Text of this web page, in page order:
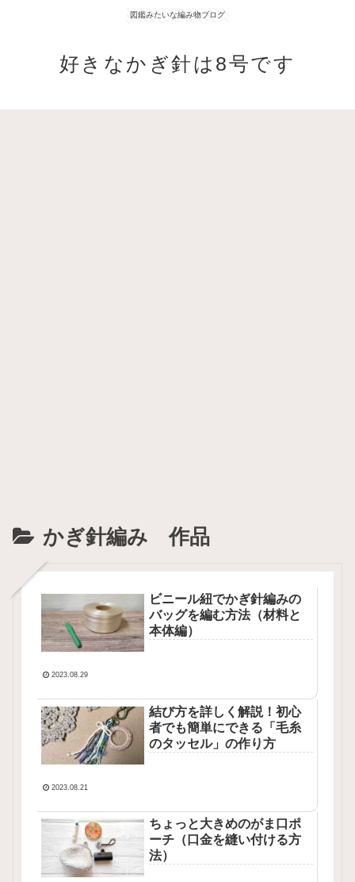
図鑑みたいな編み物ブログ
好きなかぎ針は8号です
かぎ針編み 作品
ビニール紐でかぎ針編みの
バッグを編む方法（材料と
本体編）
2023.08.29
結び方を詳しく解説！初心
者でも簡単にできる「毛糸
のタッセル」の作り方
2023.08.21
ちょっと大きめのがま口ポ
ーチ（口金を縫い付ける方
法）